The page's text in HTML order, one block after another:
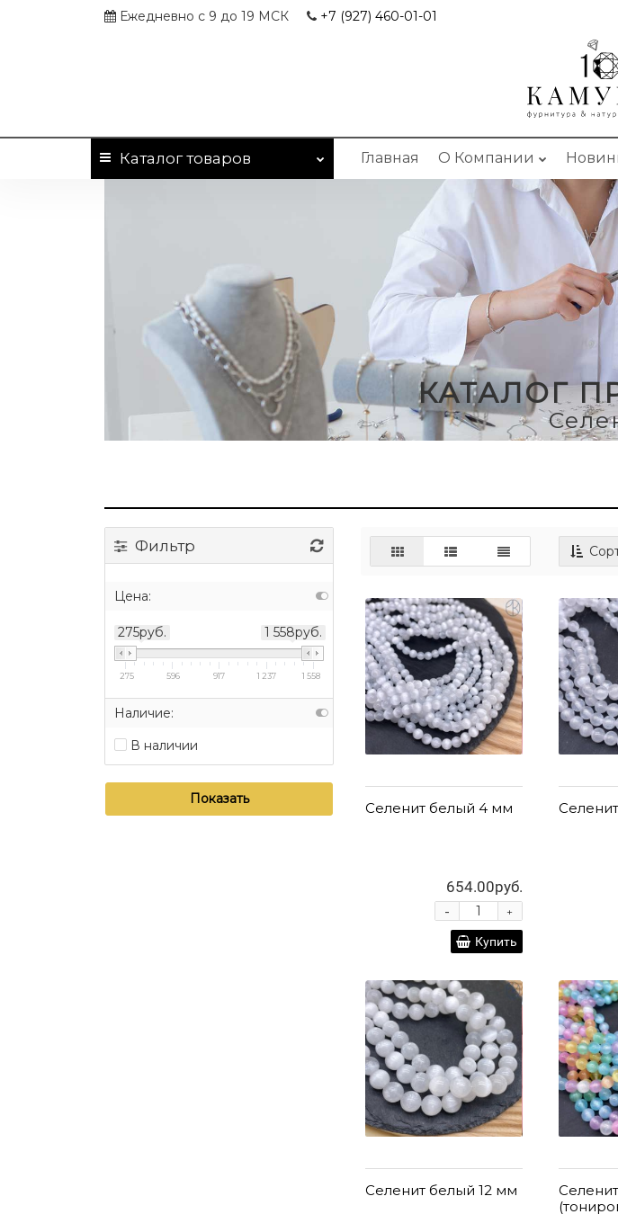
Ежедневно с 9 до 19 МСК +7 (927) 460-01-01
Каталогтоваров Главная О Компании
КАТАЛОГ
Фильтр
Цена:
275руб. 1 558руб.
275 596 917 1 237 1 558
Наличие:
В наличии
Показать
Селенит белый 4 мм
654.00руб.
+
-
Купить
Селенит белый 12 мм